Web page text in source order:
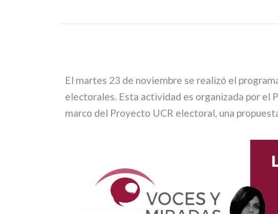
El martes 23 de noviembre se realizó el
electorales. Esta actividad es organizada por el
marco del Proyecto UCR electoral, una